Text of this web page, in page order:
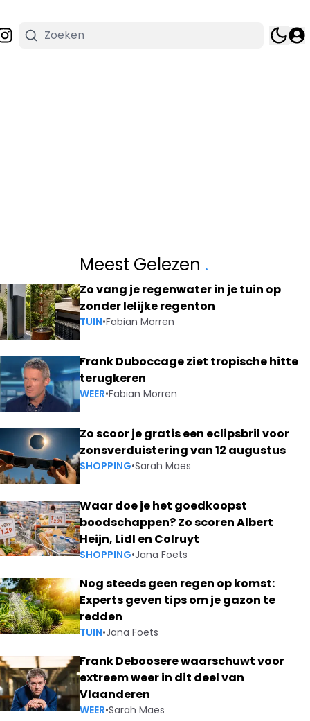
Meest Gelezen .
Zo vang je regenwater in je tuin op
zonder lelijke regenton
TUIN•Fabian Morren
Frank Duboccage ziet tropische hitte
terugkeren
WEER•Fabian Morren
Zo scoor je gratis een eclipsbril voor
zonsverduistering van 12 augustus
SHOPPING•Sarah Maes
Waar doe je het goedkoopst
boodschappen? Zo scoren Albert
Heijn, Lidl en Colruyt
SHOPPING•Jana Foets
Nog steeds geen regen op komst:
Experts geven tips om je gazon te
redden
TUIN•Jana Foets
Frank Deboosere waarschuwt voor
extreem weer in dit deel van
Vlaanderen
WEER•Sarah Maes